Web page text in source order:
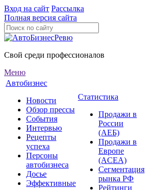
Вход на сайт Рассылка
Полная версия сайта
Свой среди профессионалов
Меню
Автобизнес
Новости
Обзор прессы
События
Интервью
Рецепты
успеха
Персоны
автобизнеса
Досье
Эффективные
Статистика
Продажи в
России
(АЕБ)
Продажи в
Европе
(ACEA)
Сегментация
рынка РФ
Рейтинги